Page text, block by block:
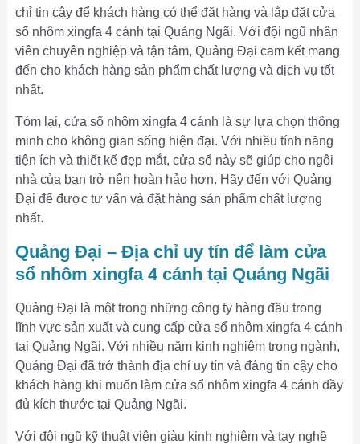
chỉ tin cậy để khách hàng có thể đặt hàng và lắp đặt cửa
sổ nhôm xingfa 4 cánh tại Quảng Ngãi. Với đội ngũ nhân
viên chuyên nghiệp và tận tâm, Quảng Đại cam kết mang
đến cho khách hàng sản phẩm chất lượng và dịch vụ tốt
nhất.
Tóm lại, cửa sổ nhôm xingfa 4 cánh là sự lựa chọn thông
minh cho không gian sống hiện đại. Với nhiều tính năng
tiện ích và thiết kế đẹp mắt, cửa sổ này sẽ giúp cho ngôi
nhà của bạn trở nên hoàn hảo hơn. Hãy đến với Quảng
Đại để được tư vấn và đặt hàng sản phẩm chất lượng
nhất.
Quảng Đại – Địa chỉ uy tín để làm cửa
sổ nhôm xingfa 4 cánh tại Quảng Ngãi
Quảng Đại là một trong những công ty hàng đầu trong
lĩnh vực sản xuất và cung cấp cửa sổ nhôm xingfa 4 cánh
tại Quảng Ngãi. Với nhiều năm kinh nghiệm trong ngành,
Quảng Đại đã trở thành địa chỉ uy tín và đáng tin cậy cho
khách hàng khi muốn làm cửa sổ nhôm xingfa 4 cánh đầy
đủ kích thước tại Quảng Ngãi.
Với đội ngũ kỹ thuật viên giàu kinh nghiệm và tay nghề